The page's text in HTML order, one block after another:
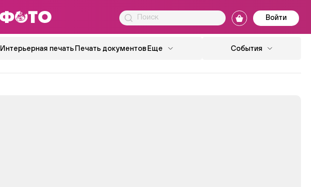
Войти
Интерьерная печатьПечать документовЕще События